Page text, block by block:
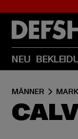
NEU
MÄNNER